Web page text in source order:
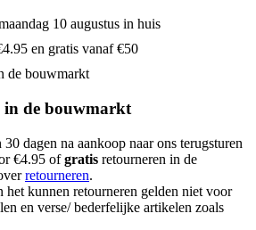
10 augustus in huis
en gratis vanaf €50
de bouwmarkt
in de bouwmarkt
dagen na aankoop naar ons terugsturen
€4.95 ofgratis retourneren in de
retourneren.
kunnen retourneren gelden niet voor
en verse/ bederfelijke artikelen zoals